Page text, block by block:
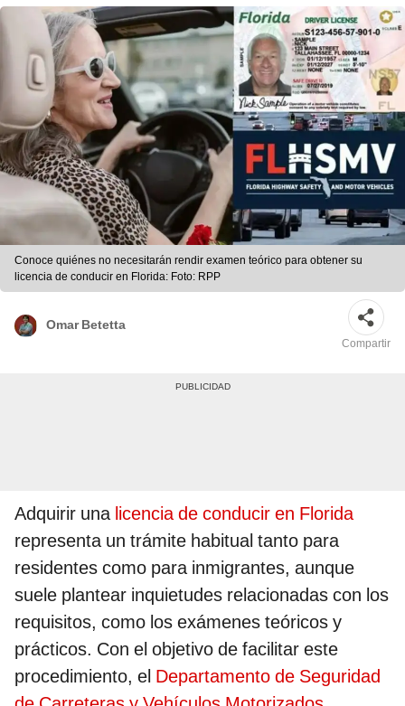
Conoce quiénes no necesitarán rendir examen teórico para obtener su
licencia de conducir en Florida: Foto: RPP
Omar Betetta
Compartir
Adquirir una licencia de conducir en Florida
representa un trámite habitual tanto para
residentes como para inmigrantes, aunque
suele plantear inquietudes relacionadas con los
requisitos, como los exámenes teóricos y
prácticos. Con el objetivo de facilitar este
procedimiento, el Departamento de Seguridad